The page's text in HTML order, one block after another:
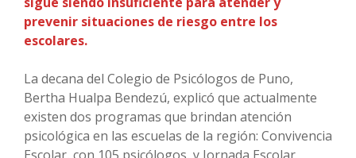
prevenir situaciones de riesgo entre los
escolares.
La decana del Colegio de Psicólogos de Puno,
Bertha Hualpa Bendezú, explicó que actualmente
existen dos programas que brindan atención
psicológica en las escuelas de la región: Convivencia